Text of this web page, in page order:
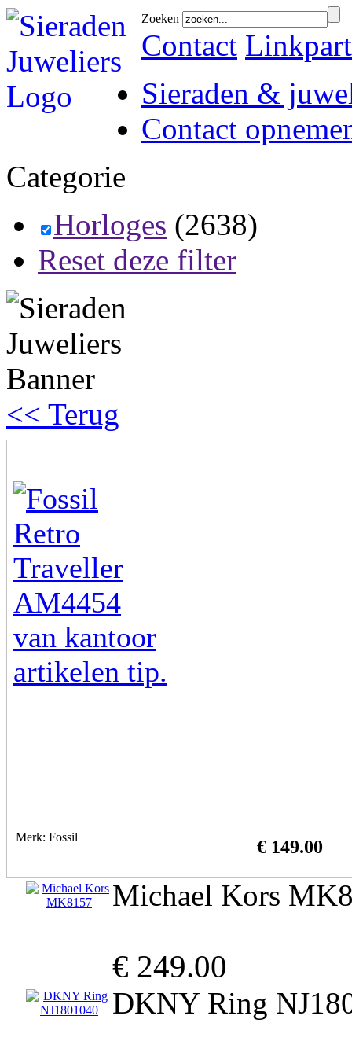
Zoeken
Contact
Sieraden &
Contact
Categorie
Horloges (2638)
Reset deze filter
<< Terug
Merk: Fossil € 149.00
Michael Kors
€ 249.00
DKNY Ring